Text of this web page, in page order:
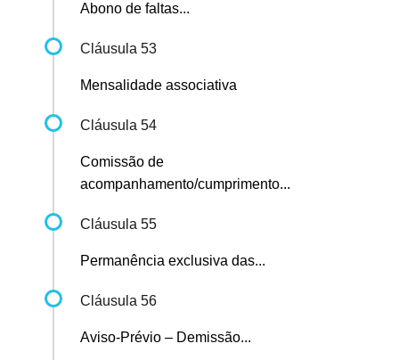
Abono de faltas...
Cláusula 53
Mensalidade associativa
Cláusula 54
Comissão de
acompanhamento/cumprimento...
Cláusula 55
Permanência exclusiva das...
Cláusula 56
Aviso-Prévio – Demissão...